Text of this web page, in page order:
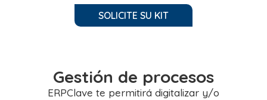
SOLICITE SU KIT
Gestión de procesos
ERPClave te permitirá digitalizar y/o